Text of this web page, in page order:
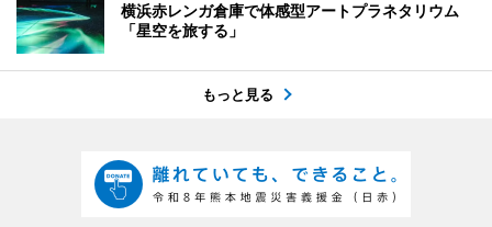
横浜赤レンガ倉庫で体感型アートプラネタリウム
「星空を旅する」
もっと見る